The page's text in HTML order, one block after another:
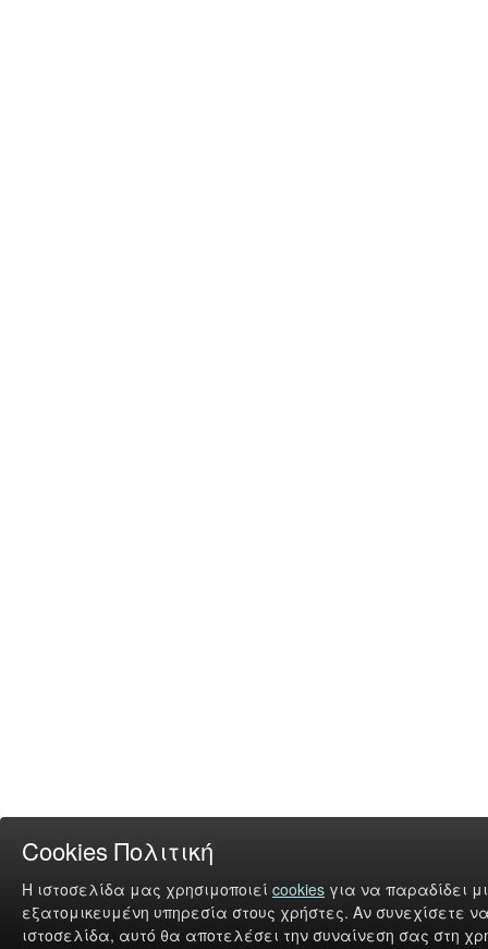
Cookies Πολιτική
Η ιστοσελίδα μας χρησιμοποιεί cookies για να παραδίδει
εξατομικευμένη υπηρεσία στους χρήστες. Αν συνεχίσετε
ιστοσελίδα, αυτό θα αποτελέσει την συναίνεση σας στη